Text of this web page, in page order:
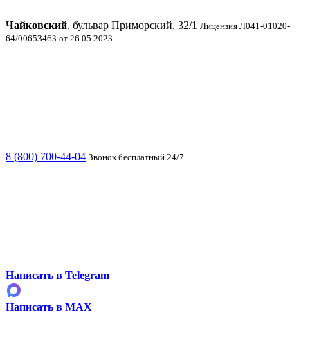
Чайковский, бульвар Приморский, 32/1 Лицензия Л041-01020-
64/00653463 от 26.05.2023
8 (800) 700-44-04 Звонок бесплатный 24/7
Написать в Telegram
Написать в MAX